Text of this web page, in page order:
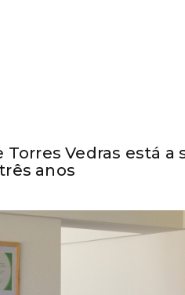
Torres Vedras está a
anos